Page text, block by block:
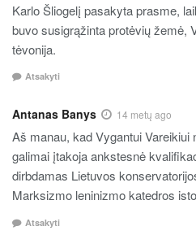
Karlo Šliogelį pasakyta prasme,
buvo susigrąžinta protėvių žemė,
tėvonija.
Atsakyti
Antanas Banys 14 metų ago
Aš manau, kad Vygantui
galimai įtakoja ankstesnė
dirbdamas Lietuvos
Marksizmo leninizmo katedros
Atsakyti